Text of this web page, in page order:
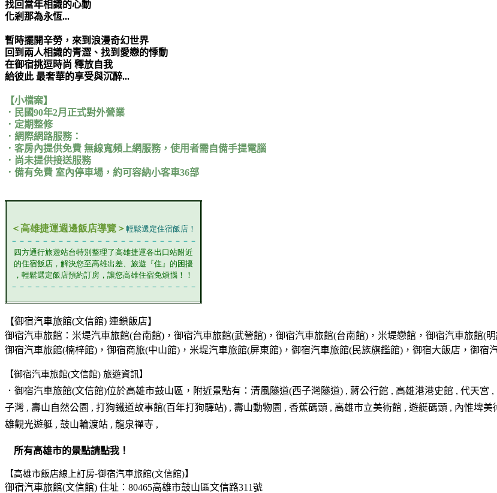
找回當年相識的心動
化剎那為永恆...
暫時擺開辛勞，來到浪漫奇幻世界
回到兩人相識的青澀、找到愛戀的悸動
在御宿挑逗時尚 釋放自我
給彼此 最奢華的享受與沉醉...
【小檔案】
．民國90年2月正式對外營業
．定期整修
．網際網路服務：
．客房內提供免費 無線寬頻上網服務，使用者需自備手提電腦
．尚未提供接送服務
．備有免費 室內停車場，約可容納小客車36部
＜高雄捷運週邊飯店導覽＞ 輕鬆選定住宿飯店！
－－－－－－－－－－－－－－－－－－－－－－－－
四方通行旅遊站台特別整理了高雄捷運各出口站附近
的住宿飯店，解決您至高雄出差、旅遊『住』的困擾
，輕鬆選定飯店預約訂房，讓您高雄住宿免煩惱！！
－－－－－－－－－－－－－－－－－－－－－－－－
【御宿汽車旅館(文信館) 連鎖飯店】
御宿汽車旅館：米堤汽車旅館(台南館)，御宿汽車旅館(武營館)，御宿汽車旅館(台南館)，米堤戀館，御宿汽車旅館(
御宿汽車旅館(楠梓館)，御宿商旅(中山館)，米堤汽車旅館(屏東館)，御宿汽車旅館(民族旗鑑館)，御宿大飯店，御宿
【御宿汽車旅館(文信館) 旅遊資訊】
．御宿汽車旅館(文信館)位於高雄市鼓山區 ，附近景點有：清風隧道(西子灣隧道) , 蔣公行館 , 高雄港港史館 , 代天
子灣 , 壽山自然公園 , 打狗鐵道故事館(百年打狗驛站) , 壽山動物園 , 香蕉碼頭 , 高雄市立美術館 , 遊艇碼頭 , 內惟埤
雄觀光遊艇 , 鼓山輪渡站 , 龍泉禪寺 ,
所有高雄市的景點請點我！
【高雄市飯店線上訂房-御宿汽車旅館(文信館)】
御宿汽車旅館(文信館) 住址：80465高雄市鼓山區文信路311號